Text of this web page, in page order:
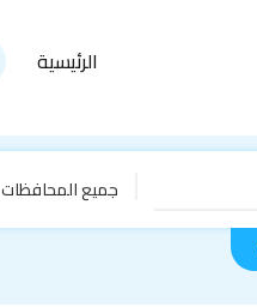
الرئيسية
جميع المحافظات